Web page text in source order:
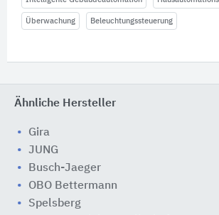
Überwachung Beleuchtungssteuerung
Ähnliche Hersteller
Gira
JUNG
Busch-Jaeger
OBO Bettermann
Spelsberg